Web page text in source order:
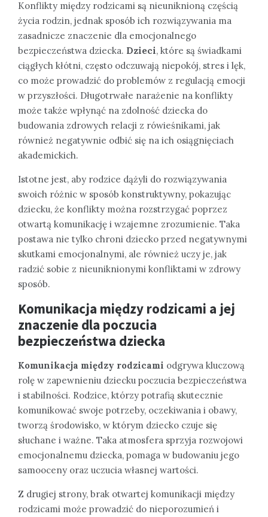
Konflikty między rodzicami są nieuniknioną częścią
życia rodzin, jednak sposób ich rozwiązywania ma
zasadnicze znaczenie dla emocjonalnego
bezpieczeństwa dziecka. Dzieci, które są świadkami
ciągłych kłótni, często odczuwają niepokój, stres i lęk,
co może prowadzić do problemów z regulacją emocji
w przyszłości. Długotrwałe narażenie na konflikty
może także wpłynąć na zdolność dziecka do
budowania zdrowych relacji z rówieśnikami, jak
również negatywnie odbić się na ich osiągnięciach
akademickich.
Istotne jest, aby rodzice dążyli do rozwiązywania
swoich różnic w sposób konstruktywny, pokazując
dziecku, że konflikty można rozstrzygać poprzez
otwartą komunikację i wzajemne zrozumienie. Taka
postawa nie tylko chroni dziecko przed negatywnymi
skutkami emocjonalnymi, ale również uczy je, jak
radzić sobie z nieuniknionymi konfliktami w zdrowy
sposób.
Komunikacja między rodzicami a jej
znaczenie dla poczucia
bezpieczeństwa dziecka
Komunikacja między rodzicami odgrywa kluczową
rolę w zapewnieniu dziecku poczucia bezpieczeństwa
i stabilności. Rodzice, którzy potrafią skutecznie
komunikować swoje potrzeby, oczekiwania i obawy,
tworzą środowisko, w którym dziecko czuje się
słuchane i ważne. Taka atmosfera sprzyja rozwojowi
emocjonalnemu dziecka, pomaga w budowaniu jego
samooceny oraz uczucia własnej wartości.
Z drugiej strony, brak otwartej komunikacji między
rodzicami może prowadzić do nieporozumień i